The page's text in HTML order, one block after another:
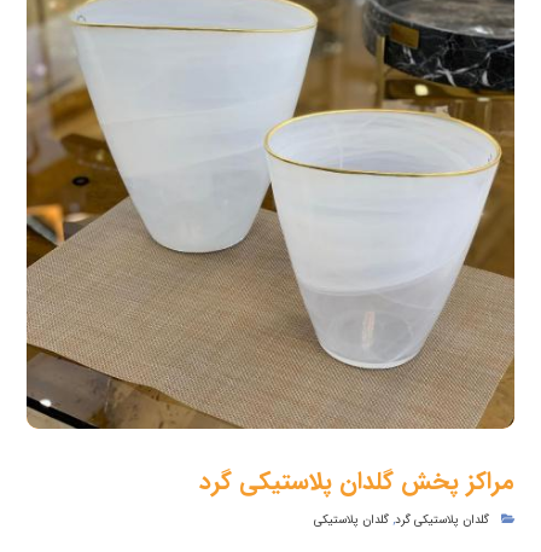
مراکز پخش گلدان پلاستیکی گرد
گلدان پلاستیکی گرد,گلدان پلاستیکی